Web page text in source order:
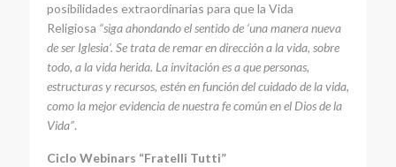
posibilidades extraordinarias para que la Vida
Religiosa “siga ahondando el sentido de ‘una manera nueva
de ser Iglesia’. Se trata de remar en dirección a la vida, sobre
todo, a la vida herida. La invitación es a que personas,
estructuras y recursos, estén en función del cuidado de la vida,
como la mejor evidencia de nuestra fe común en el Dios de la
Vida”.
Ciclo Webinars “Fratelli Tutti”